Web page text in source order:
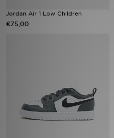
Jordan Air 1 Low Children
€75,00
Klantenservice